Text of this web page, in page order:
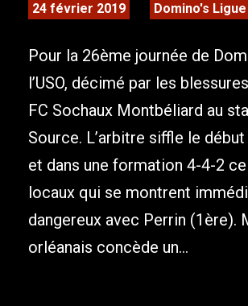
24 février 2019 Domino's
Pour la 26ème journée de
l’USO, décimé par les
FC Sochaux Montbéliard au
Source. L’arbitre siffle le
et dans une formation 4-4-2
locaux qui se montrent
dangereux avec Perrin (1ère).
orléanais concède un...